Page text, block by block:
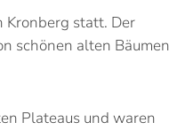
Kronberg statt. Der
schönen alten Bäumen
Plateaus und waren